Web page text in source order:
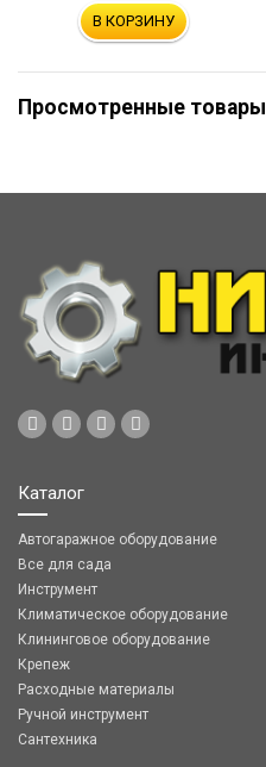
В КОРЗИНУ
Просмотренные товары
Каталог
Автогаражное оборудование
Все для сада
Инструмент
Климатическое оборудование
Клининговое оборудование
Крепеж
Расходные материалы
Ручной инструмент
Сантехника